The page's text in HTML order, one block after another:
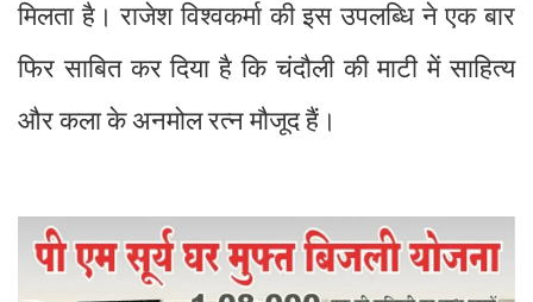
मिलता है। राजेश विश्वकर्मा की इस उपलब्धि ने एक बार
फिर साबित कर दिया है कि चंदौली की माटी में साहित्य
और कला के अनमोल रत्न मौजूद हैं।